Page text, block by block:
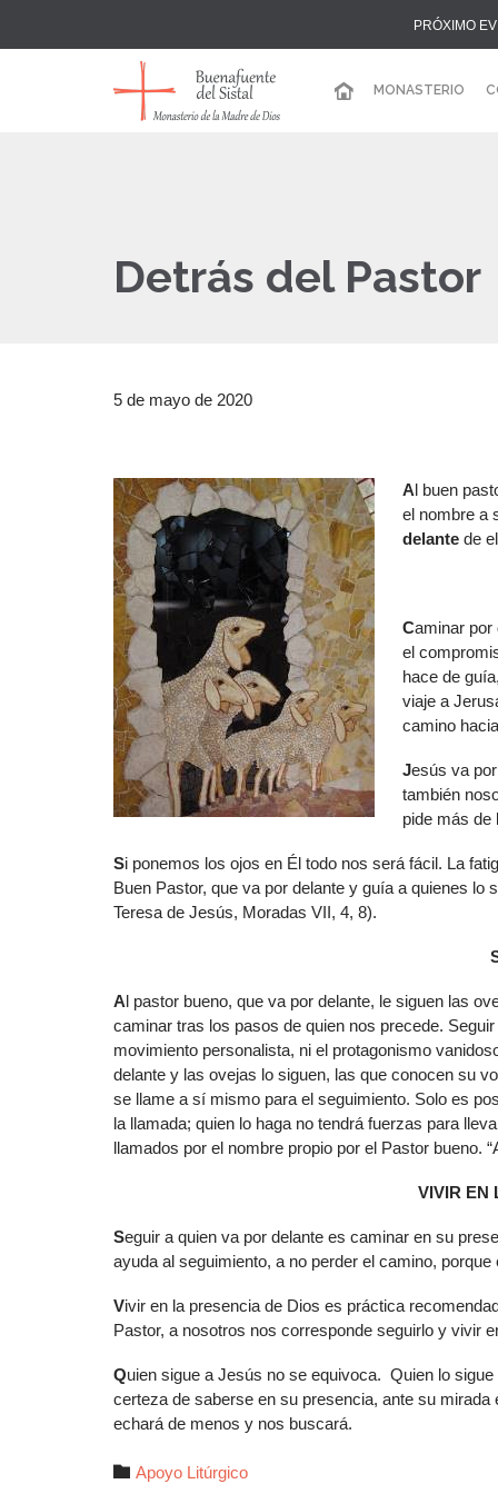
PRÓXIMO
MONASTERIO
Detrás del Pastor
5 de mayo de 2020
Al buen
el nombre a
delante de
Caminar por
el
hace de
viaje a
camino
Jesús va
también
pide más de
Si ponemos los ojos en Él todo nos será fácil. La
Buen Pastor, que va por delante y guía a quienes lo
Teresa de Jesús, Moradas VII, 4, 8).
Al pastor bueno, que va por delante, le siguen las
caminar tras los pasos de quien nos precede.
movimiento personalista, ni el protagonismo
delante y las ovejas lo siguen, las que conocen su
se llame a sí mismo para el seguimiento. Solo es
la llamada; quien lo haga no tendrá fuerzas para
llamados por el nombre propio por el Pastor bueno.
VIVIR EN
Seguir a quien va por delante es caminar en su
ayuda al seguimiento, a no perder el camino,
Vivir en la presencia de Dios es práctica
Pastor, a nosotros nos corresponde seguirlo y vivir
Quien sigue a Jesús no se equivoca. Quien lo
certeza de saberse en su presencia, ante su
echará de menos y nos buscará.
 Autor
Apoyo Litúrgico